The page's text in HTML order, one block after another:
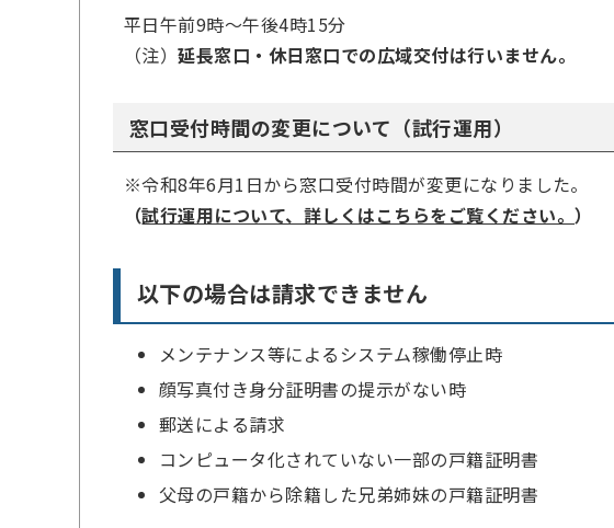
平日午前9時～午後4時15分
（注）延長窓口・休日窓口での広域交付は行いません。
窓口受付時間の変更について（試行運用）
※令和8年6月1日から窓口受付時間が変更になりました。
（試行運用について、詳しくはこちらをご覧ください。）
以下の場合は請求できません
メンテナンス等によるシステム稼働停止時
顔写真付き身分証明書の提示がない時
郵送による請求
コンピュータ化されていない一部の戸籍証明書
父母の戸籍から除籍した兄弟姉妹の戸籍証明書